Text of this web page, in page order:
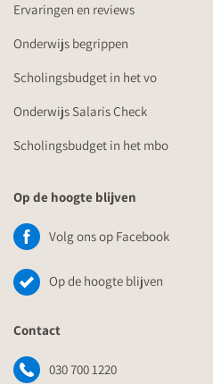
Ervaringen en reviews
Onderwijs begrippen
Scholingsbudget in het vo
Onderwijs Salaris Check
Scholingsbudget in het mbo
Op de hoogte blijven
Volg ons op Facebook
Op de hoogte blijven
Contact
030 700 1220